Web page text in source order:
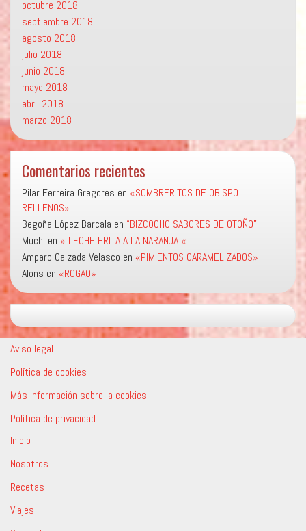
octubre 2018
septiembre 2018
agosto 2018
julio 2018
junio 2018
mayo 2018
abril 2018
marzo 2018
Comentarios recientes
Pilar Ferreira Gregores en «SOMBRERITOS DE OBISPO
RELLENOS»
Begoña López Barcala en “BIZCOCHO SABORES DE OTOÑO”
Muchi en » LECHE FRITA A LA NARANJA «
Amparo Calzada Velasco en «PIMIENTOS CARAMELIZADOS»
Alons en «ROGAO»
Aviso legal
Política de cookies
Más información sobre la cookies
Política de privacidad
Inicio
Nosotros
Recetas
Viajes